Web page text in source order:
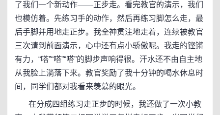
了我们一个新动作——正步走。看完教官的演示，我们
也模仿着。先练习手的动作，然后再练习脚怎么走，最
后手脚并用地走正步。我全神贯注地走着，连续被教官
三次请到前面演示，心中还有点小骄傲呢。我走的铿锵
有力，“嗒”“嗒”“嗒”的脚步声响得很。汗水还不由自主地
从我脸上淌落下来。教官奖励了我十分钟的喝水休息时
间，同学们都对我看来羡慕的眼光。
在分成四组练习走正步的时候，我还做了一次小教